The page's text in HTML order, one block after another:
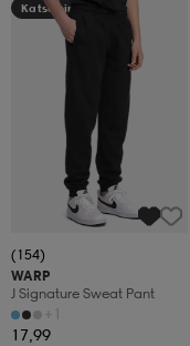
Katso hintaa
(154)
WARP
J Signature Sweat Pant
+1
17,99